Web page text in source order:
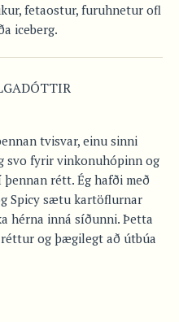
fetaostur, furuhnetur ofl
iceberg.
tvisvar, einu sinni
svo fyrir vinkonuhópinn og
rétt. Ég hafði með
Spicy sætu kartöflurnar
hérna inná síðunni. Þetta
og þægilegt að útbúa